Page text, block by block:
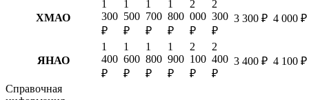
ХМАО
1
300
₽
1
500
₽
1
700
₽
1
800
₽
2
000
₽
2
300
₽
3 300 ₽ 4 000 ₽
ЯНАО
1
400
₽
1
600
₽
1
800
₽
1
900
₽
2
100
₽
2
400
₽
3 400 ₽ 4 100 ₽
Справочная